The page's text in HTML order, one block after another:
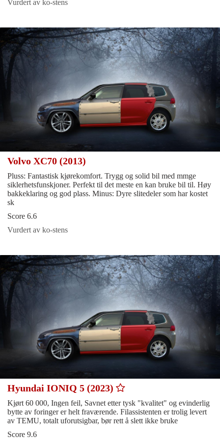
Vurdert av ko-stens
Volvo XC70 (2013)
Pluss: Fantastisk kjørekomfort. Trygg og solid bil med mmge
siklerhetsfunskjoner. Perfekt til det meste en kan bruke bil til. Høy
bakkeklaring og god plass. Minus: Dyre slitedeler som har kostet
sk
Score 6.6
Vurdert av ko-stens
Hyundai IONIQ 5 (2023)
Kjørt 60 000, Ingen feil, Savnet etter tysk "kvalitet" og evinderlig
bytte av foringer er helt fraværende. Filassistenten er trolig levert
av TEMU, totalt uforutsigbar, bør rett å slett ikke bruke
Score 9.6